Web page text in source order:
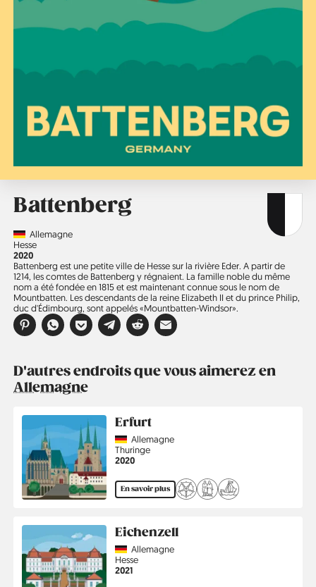
Battenberg
CountryAllemagne
Région
Hesse
Année
2020
Battenberg est une petite ville de Hesse sur la rivière Eder. A partir de
1214, les comtes de Battenberg y régnaient. La famille noble du même
nom a été fondée en 1815 et est maintenant connue sous le nom de
Mountbatten. Les descendants de la reine Elizabeth II et du prince Philip,
duc d'Édimbourg, sont appelés «Mountbatten-Windsor».
D'autres endroits que vous aimerez en
Allemagne
Erfurt
CountryAllemagne
Région
Thuringe
Année
2020
En savoir plus
Eichenzell
CountryAllemagne
Région
Hesse
Année
2021